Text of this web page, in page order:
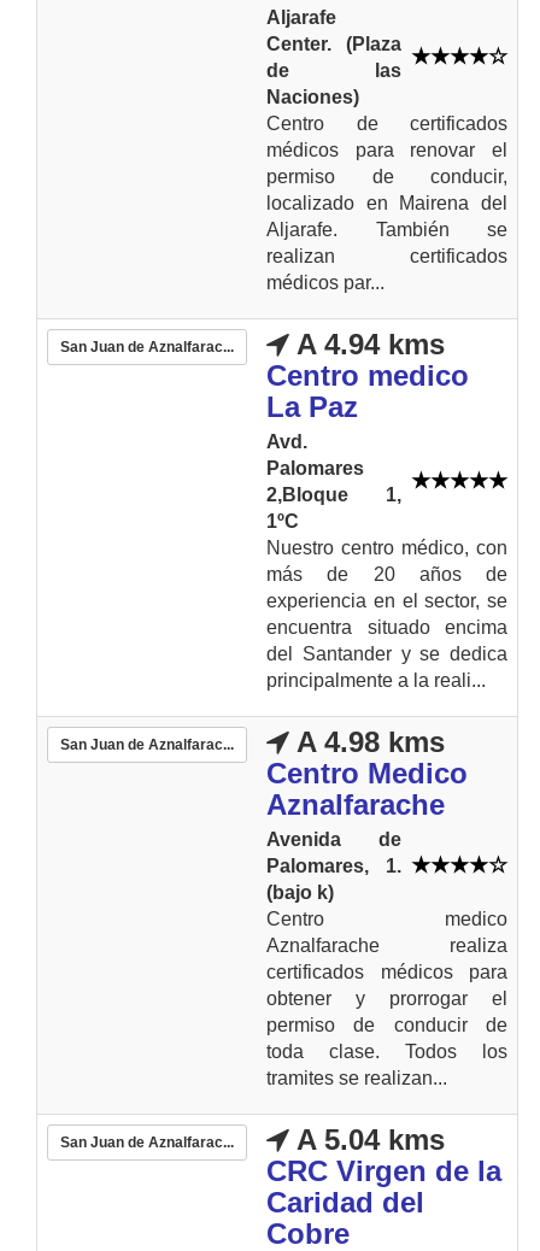
Aljarafe
Center. (Plaza
de las
Naciones)
Centro de certificados
médicos para renovar el
permiso de conducir,
localizado en Mairena del
Aljarafe. También se
realizan certificados
médicos par...
San Juan de Aznalfarac...
A 4.94 kms
Centro medico
La Paz
Avd.
Palomares
2,Bloque 1,
1ºC
Nuestro centro médico, con
más de 20 años de
experiencia en el sector, se
encuentra situado encima
del Santander y se dedica
principalmente a la reali...
San Juan de Aznalfarac...
A 4.98 kms
Centro Medico
Aznalfarache
Avenida de
Palomares, 1.
(bajo k)
Centro medico
Aznalfarache realiza
certificados médicos para
obtener y prorrogar el
permiso de conducir de
toda clase. Todos los
tramites se realizan...
San Juan de Aznalfarac...
A 5.04 kms
CRC Virgen de la
Caridad del
Cobre